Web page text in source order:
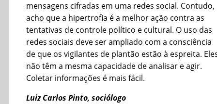
mensagens cifradas em uma redes social. Contudo,
acho que a hipertrofia é a melhor ação contra as
tentativas de controle político e cultural. O uso das
redes sociais deve ser ampliado com a consciência
de que os vigilantes de plantão estão à espreita.
não têm a mesma capacidade de analisar e agir.
Coletar informações é mais fácil.
Luiz Carlos Pinto, sociólogo